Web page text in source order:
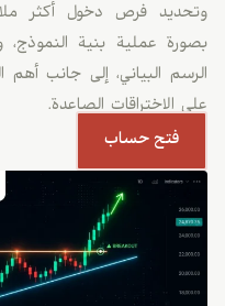
وتحديد فرص دخول أكثر
بصورة عملية بنية
الرسم البياني، إلى جانب أهم
على الاختراقات الصاعدة.
فتح حساب